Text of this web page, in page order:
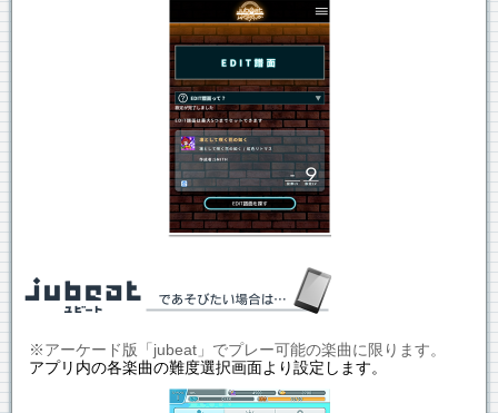
※アーケード版「jubeat」でプレー可能の楽曲に限ります。
アプリ内の各楽曲の難度選択画面より設定します。